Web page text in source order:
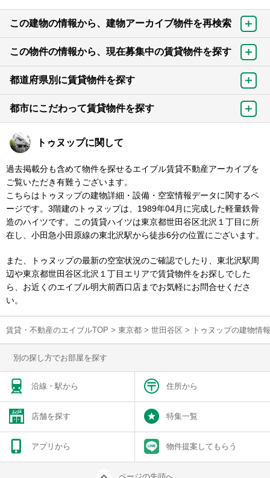
この建物の情報から、建物アーカイブ物件を再検索
この物件の情報から、現在募集中の賃貸物件を探す
都道府県別に賃貸物件を探す
都市にこだわって賃貸物件を探す
トゥヌップに関して
過去掲載分も含めて物件を探せるエイブル賃貸不動産アーカイブを
ご覧いただき有難うございます。
こちらはトゥヌップの建物詳細・設備・空室情報データに関するペ
ージです。3階建のトゥヌップは、1989年04月に完成した軽量鉄骨
造のハイツです。この賃貸ハイツは東京都世田谷区北沢１丁目に所
在し、小田急小田原線の東北沢駅から徒歩6分の位置にございます。
また、トゥヌップの最新の空室状況のご確認でしたり、東北沢駅周
辺や東京都世田谷区北沢１丁目エリアで賃貸物件をお探しでした
ら、お近くのエイブル明大前西口店までお気軽にお問合せくださ
い。
賃貸・不動産のエイブルTOP > 東京都 > 世田谷区 > トゥヌップの建物情
別の探し方でお部屋を探す
沿線・駅から 住所から
店舗を探す 特集一覧
アプリから 物件提案してもらう